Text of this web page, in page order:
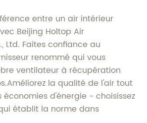
entre un air intérieur
Beijing Holtop Air
Ltd. Faites confiance au
renommé qui vous
ventilateur à récupération
la qualité de l'air tout
économies d'énergie - choisissez
établit la norme dans